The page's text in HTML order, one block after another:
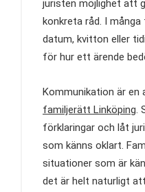
juristen möjlighet att
konkreta råd. I
datum, kvitton eller
för hur ett ärende
Kommunikation är en
familjerätt Linköping.
förklaringar och låt
som känns oklart.
situationer som är
det är helt naturligt